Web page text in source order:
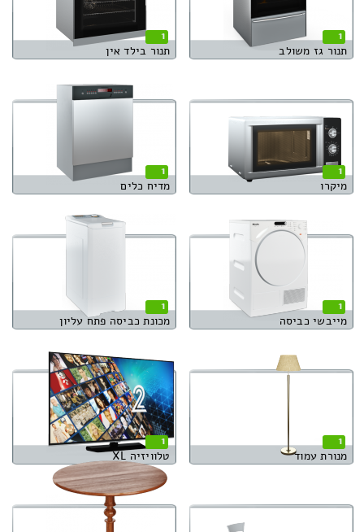
1
תנור גז משולב
1
תנור בילד אין
1
מיקרו
1
מדיח כלים
1
מייבשי כביסה
1
מכונת כביסה פתח עליון
1
מנורת עמוד
1
טלוויזיה XL